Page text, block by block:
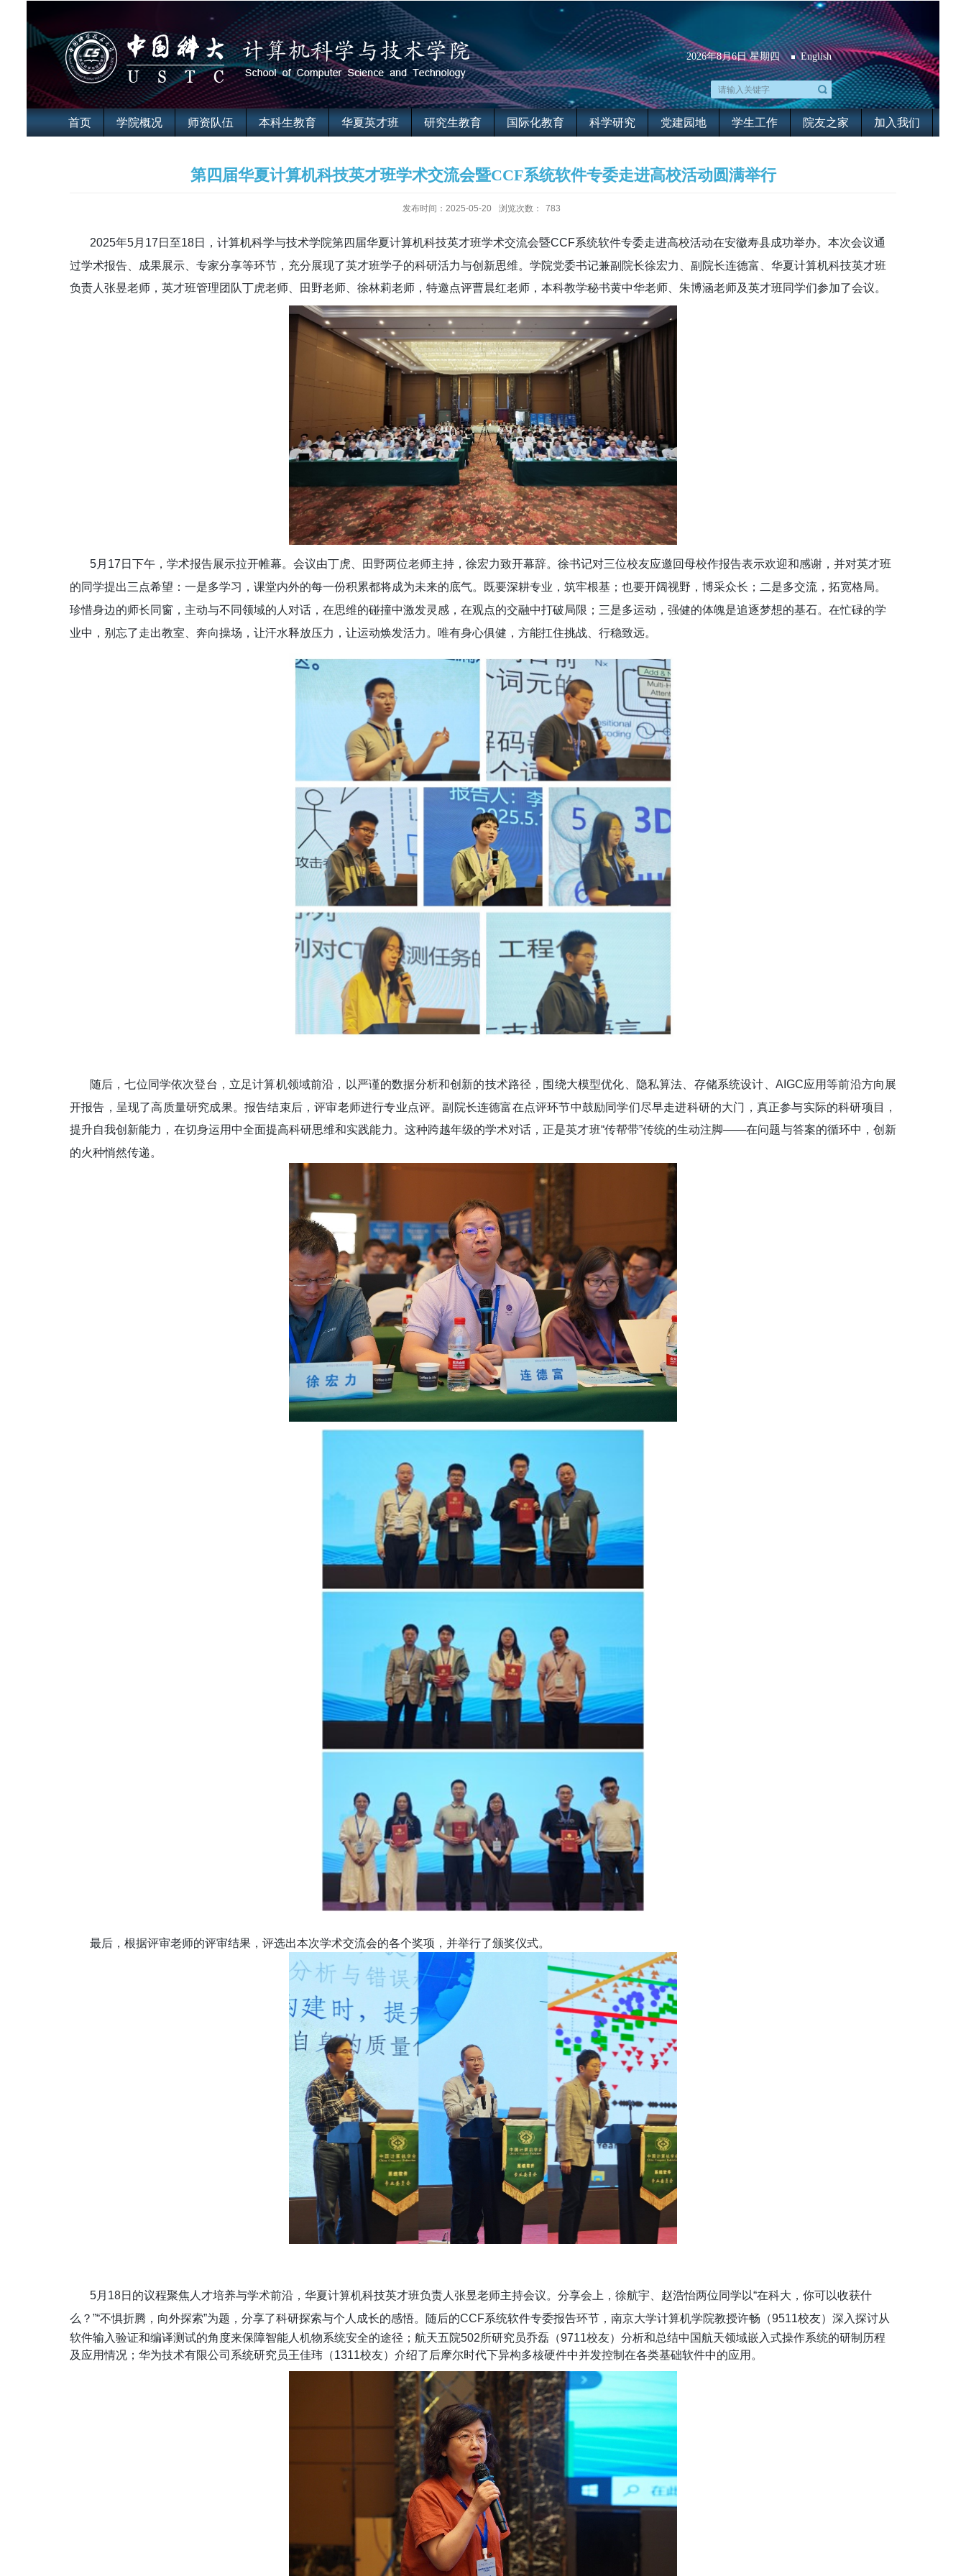
2026年8月6日 星期四 English
首页 学院概况 师资队伍 本科生教育 华夏英才班 研究生教育 国际化教育 科学研究 党建园地 学生工作 院友之家 加入我们
第四届华夏计算机科技英才班学术交流会暨CCF系统软件专委走进高校活动圆满举行
发布时间：2025-05-20 浏览次数： 783
2025年5月 17 日至18日，计算机科学与技术学院第四届华夏计算机科技英才班学术交流会暨CCF系统软件专委走进高校活动在安徽寿县成功举办。本次会议通
过学术报告、成果展示、专家分享等环节，充分展现了英才班学子的科研活力与创新思维。学院党委书记兼副院长徐宏力、副院长连德富、华夏计算机科技英才班
负责人张昱老师，英才班管理团队丁虎老师、田野老师、徐林莉老师，特邀点评曹晨红老师，本科教学秘书黄中华老师、朱博涵老师及英才班同学们参加了会议。
5月 17 日下午，学术报告展示拉开帷幕。会议由丁虎、田野两位老师主持，徐宏力致开幕辞。徐书记对三位校友应邀回母校作报告表示欢迎和感谢，并对英才班
的同学提出三点希望：一是多学习 ，课堂内外的每一份积累都将成为未来的底气。既要深耕专业，筑牢根基；也要开阔视野，博采众长；二是多交流，拓宽格局。
珍惜身边的师长同窗，主动与不同领域的人对话，在思维的碰撞中激发灵感，在观点的交融中打破局限； 三是多运动， 强健的体魄是追逐梦想的基石。在忙碌的学
业中，别忘了走出教室、奔向操场，让汗水释放压力，让运动焕发活力。唯有身心俱健，方能扛住挑战、行稳致远。
随后，七位同学依次登台，立足计算机领域前沿，以严谨的数据分析和创新的技术路径，围绕大模型优化、隐私算法、存储系统设计、 AIGC应用等前沿方向展
开报告，呈现了高质量研究成果。报告结束后，评审老师进行专业点评。副院长连德富在点评环节中鼓励同学们尽早走进科研的大门，真正参与实际的科研项目，
提升自我创新能力，在切身运用中全面提高科研思维和实践能力。这种跨越年级的学术对话，正是英才班“传帮带”传统的生动注脚——在问题与答案的循环中，创新
的火种悄然传递。
最后，根据评审老师的评审结果，评选出本次学术交流会的各个奖项，并举行了颁奖仪式。
5月 18日的议程聚焦人才培养与学术前沿，华夏计算机科技英才班负责人张昱老师主持会议。分享会上，徐航宇、赵浩怡两位同学以“在科大，你可以收获什
么？ ”“不惧折腾，向外探索”为题，分享了科研探索与个人成长的感悟。随后的CCF系统软件专委报告环节，南京大学计算机学院教授许畅 （9511校友）深入探讨从
软件输入验证和编译测试的角度来保障智能人机物系统安全的途径；航天五院502所研究员乔磊（9711校友）分析和总结中国航天领域嵌入式操作系统的研制历程
及应用情况；华为技术有限公司系统研究员王佳玮（1311校友）介绍了后摩尔时代下异构多核硬件中并发控制在各类基础软件中的应用。